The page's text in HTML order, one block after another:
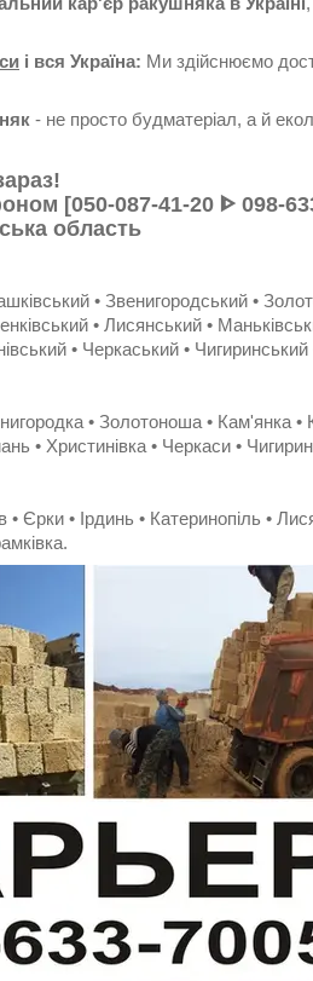
і вся Україна: Ми здійснюємо
- не просто будматеріал, а й
[050-087-41-20 ᐈ 098-
область
• Звенигородський •
• Лисянський •
• Черкаський •
• Золотоноша • Кам'янка •
• Христинівка • Черкаси •
Єрки • Ірдинь • Катеринопіль •